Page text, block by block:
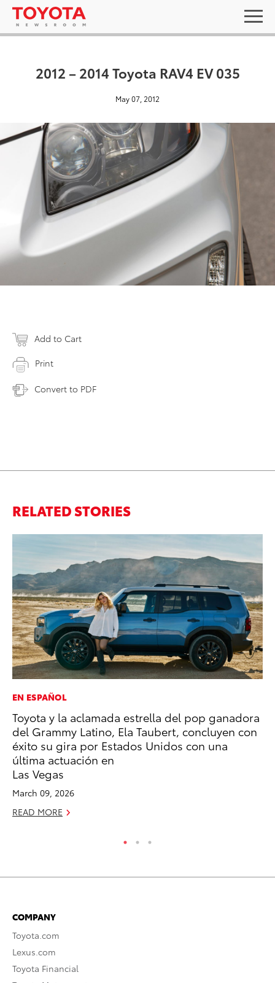
2012 – 2014 Toyota RAV4 EV 035
May 07, 2012
Add to Cart
Print
Convert to PDF
RELATED STORIES
EN ESPAÑOL
Toyota y la aclamada estrella del pop ganadora
del Grammy Latino, Ela Taubert, concluyen con
éxito su gira por Estados Unidos con una
última actuación en
Las Vegas
March 09, 2026
READ MORE
COMPANY
Toyota.com
Lexus.com
Toyota Financial